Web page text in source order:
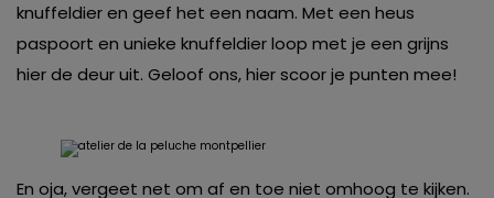
knuffeldier en geef het een naam. Met een heus
paspoort en unieke knuffeldier loop met je een grijns
hier de deur uit. Geloof ons, hier scoor je punten mee!
En oja, vergeet net om af en toe niet omhoog te kijken.